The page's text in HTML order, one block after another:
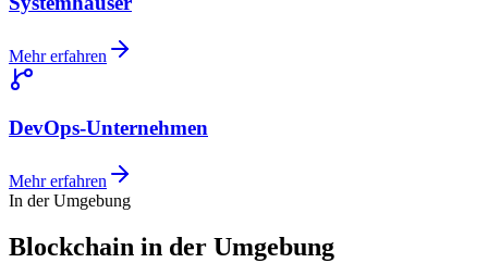
Mehr erfahren
DevOps-Unternehmen
Mehr erfahren
In der Umgebung
Blockchain in der Umgebung